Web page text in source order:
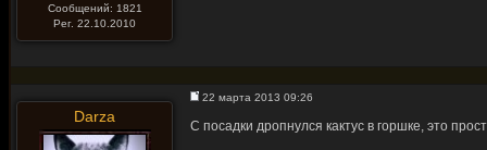
Сообщений: 1821
Рег. 22.10.2010
Darza
22 марта 2013 09:26
С посадки дропнулся кактус в горшке, это